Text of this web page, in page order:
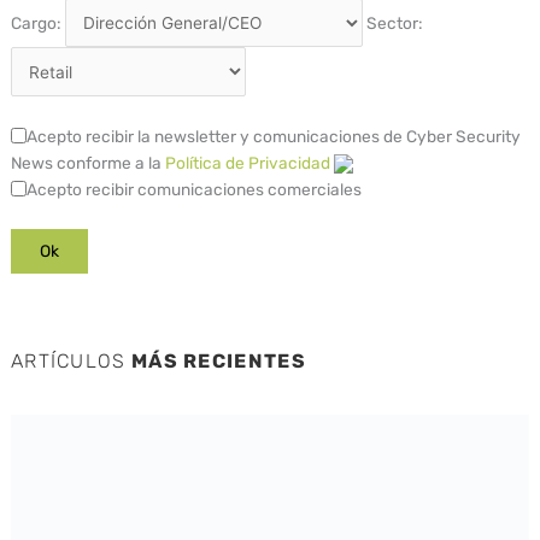
Cargo: Sector:
Acepto recibir la newsletter y comunicaciones de Cyber Security
News conforme a la Política de Privacidad
Acepto recibir comunicaciones comerciales
ARTÍCULOS MÁS RECIENTES